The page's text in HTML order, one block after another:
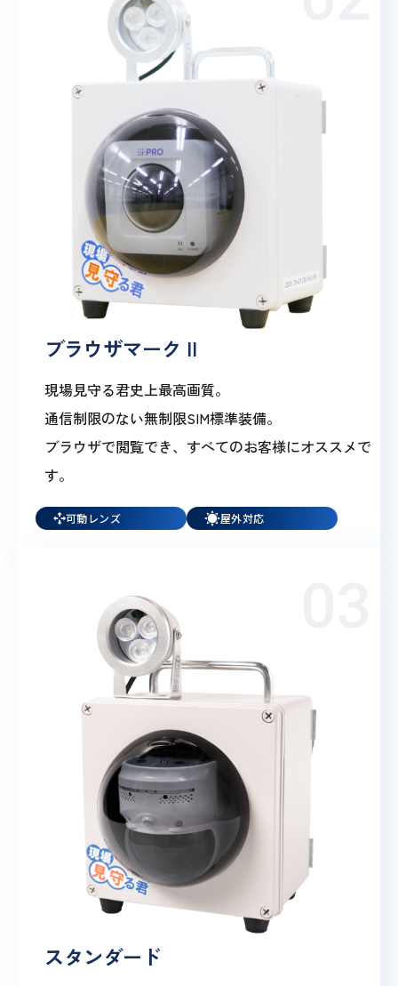
ブラウザマーク II
現場見守る君史上最高画質。
通信制限のない無制限SIM標準装備。
ブラウザで閲覧でき、すべてのお客様にオススメで
す。
可動レンズ 屋外対応
スタンダード